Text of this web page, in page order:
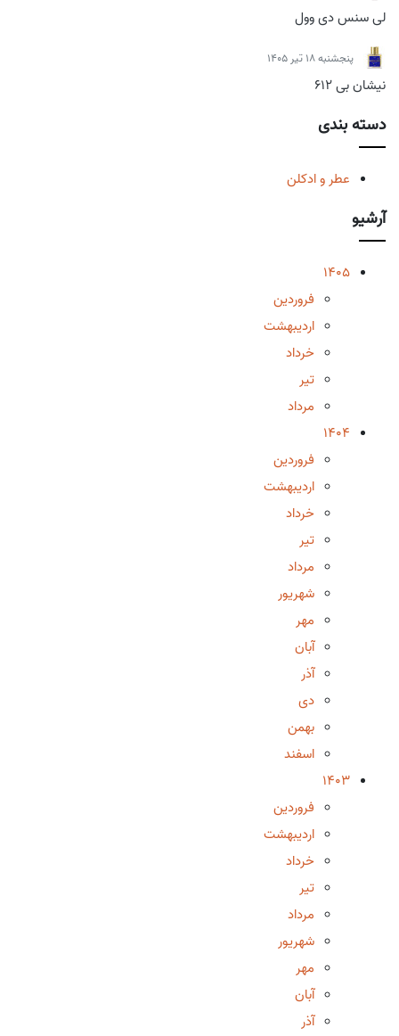
لی سنس دی وول
پنجشنبه 18 تیر 1405
نیشان بی 612
دسته بندی
عطر و ادکلن
آرشیو
1405
فروردین
اردیبهشت
خرداد
تیر
مرداد
1404
فروردین
اردیبهشت
خرداد
تیر
مرداد
شهریور
مهر
آبان
آذر
دی
بهمن
اسفند
1403
فروردین
اردیبهشت
خرداد
تیر
مرداد
شهریور
مهر
آبان
آذر